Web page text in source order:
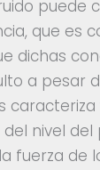
puede
que es
dichas
a pesar
nivel
fuerza de